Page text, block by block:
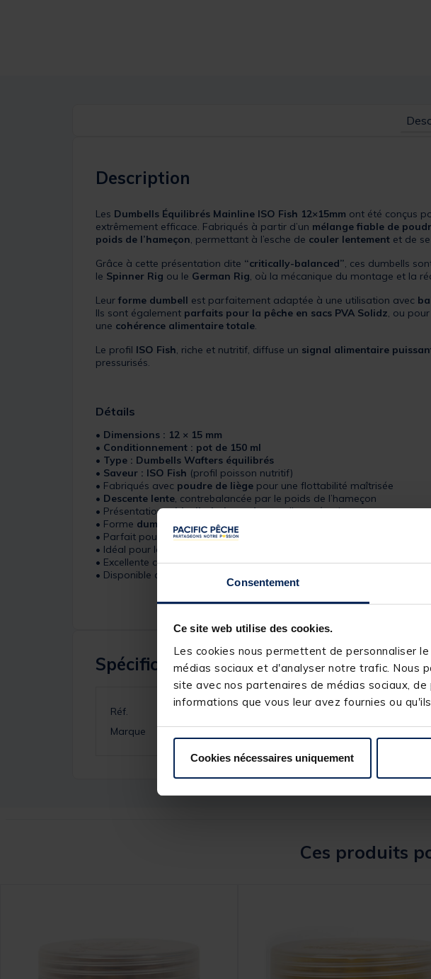
Consentement
Ce site web utilise des cookies.
Les cookies nous permettent de personnaliser
médias sociaux et d'analyser notre trafic. Nous
site avec nos partenaires de médias sociaux,
informations que vous leur avez fournies ou
Cookies nécessaires uniquement
Description
Les Dumbells Équilibrés Mainline ISO Fish 12×15mm ont été conçus
extrêmement efficace. Fabriqués à partir d’un mélange fiable de
poids de l’hameçon, permettant à l’esche de couler lentement et de
Grâce à cette présentation dite “critically-balanced”, ces dumbells
le Spinner Rig ou le German Rig, où la mécanique du montage et la
Leur forme dumbell est parfaitement adaptée à une utilisation avec
Ils sont également parfaits pour la pêche en sacs PVA Solidz, ou
une cohérence alimentaire totale.
Le profil ISO Fish, riche et nutritif, diffuse un signal alimentaire
pressurisés.
Détails
• Dimensions : 12 × 15 mm
• Conditionnement : pot de 150 ml
• Type : Dumbells Wafters équilibrés
• Saveur : ISO Fish (profil poisson nutritif)
• Fabriqués avec poudre de liège pour une flottabilité maîtrisée
• Descente lente, contrebalancée par le poids de l’hameçon
• Présentationcritically-balancednaturelle et réactive
• Forme dumbell, idéale pour bait screw ou cheveu
• Parfait pour
Spinner RigetGerman Rig
• Idéal pour la
• Excellente cohérence avec lesappâts Dedicated
• Disponible aussi en :
Spécifications
Réf.
Marque
Ces produits